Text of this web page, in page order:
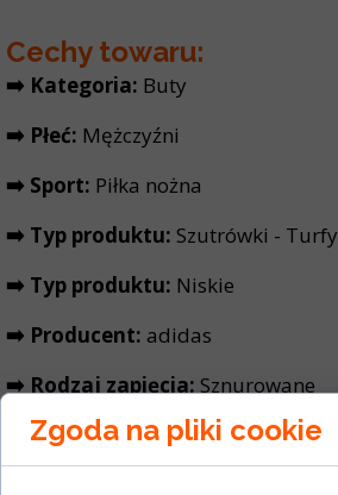
Cechy towaru:
➡️ Kategoria: Buty
➡️ Płeć: Mężczyźni
➡️ Sport: Piłka nożna
➡️ Typ produktu: Szutrówki - Turfy
➡️ Typ produktu: Niskie
➡️ Producent: adidas
➡️ Rodzaj zapięcia: Sznurowane
➡️ Cholewka:Materiał syntetyczny
Zgoda na pliki cookie